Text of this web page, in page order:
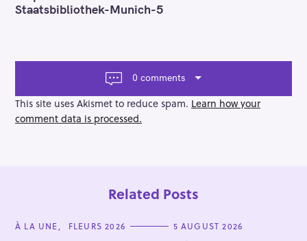
t
v
a
t
i
Staatsbibliothek-Munich-5
0 comments
This site uses Akismet to reduce spam. Learn how your
comment data is processed.
Related Posts
C
À LA UNE FLEURS 2026 5 AUGUST 2026